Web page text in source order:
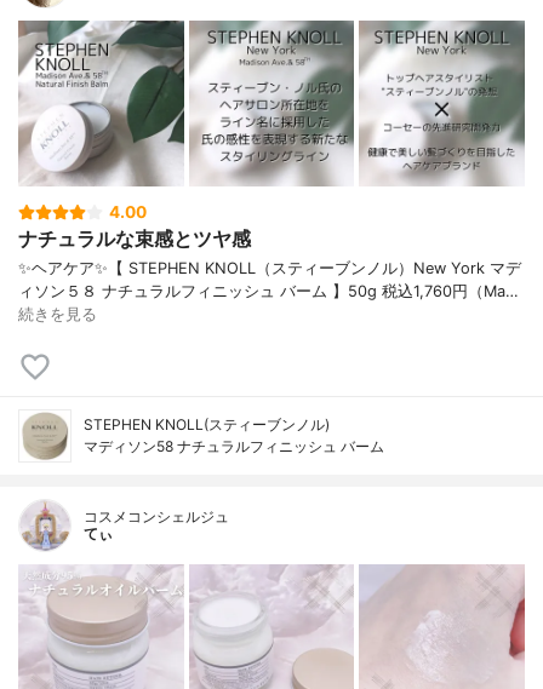
4.00
ナチュラルな束感とツヤ感
✨ヘアケア✨【 STEPHEN KNOLL（スティーブンノル）New York マデ
ィソン５８ ナチュラルフィニッシュ バーム 】50g 税込1,760円（Ma…
続きを見る
STEPHEN KNOLL(スティーブンノル)
マディソン58 ナチュラルフィニッシュ バーム
コスメコンシェルジュ
てぃ